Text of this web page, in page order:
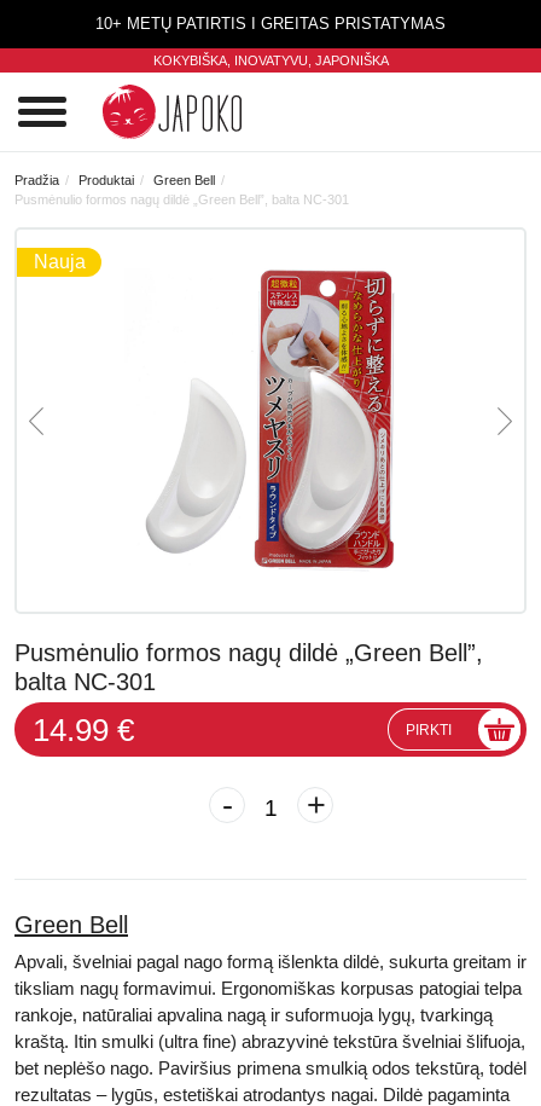
10+ METŲ PATIRTIS I GREITAS PRISTATYMAS
KOKYBIŠKA, INOVATYVU, JAPONIŠKA
Pradžia Produktai
Green Bell
Pusmėnulio formos nagų dildė „Green Bell”, balta NC-301
Nauja
Pusmėnulio formos nagų dildė „Green Bell”,
balta NC-301
14.99 € PIRKTI
- +
Green Bell
Apvali, švelniai pagal nago formą išlenkta dildė, sukurta greitam ir
tiksliam nagų formavimui. Ergonomiškas korpusas patogiai telpa
rankoje, natūraliai apvalina nagą ir suformuoja lygų, tvarkingą
kraštą. Itin smulki (ultra fine) abrazyvinė tekstūra švelniai šlifuoja,
bet neplėšo nago. Paviršius primena smulkią odos tekstūrą, todėl
rezultatas – lygūs, estetiškai atrodantys nagai. Dildė pagaminta